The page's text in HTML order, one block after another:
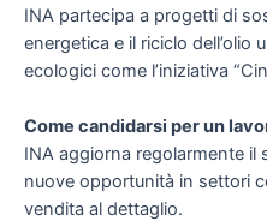
INA partecipa a progetti di
energetica e il riciclo
ecologici come l’iniziativa
Come candidarsi per un
INA aggiorna regolarmente il
nuove opportunità in settori
vendita al dettaglio.